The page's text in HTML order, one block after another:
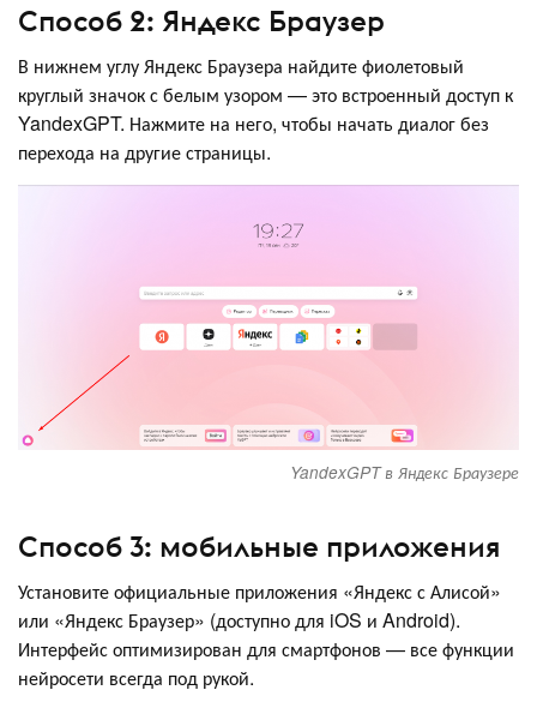
Способ 2: Яндекс Браузер
В нижнем углу Яндекс Браузера найдите фиолетовый
круглый значок с белым узором — это встроенный доступ к
YandexGPT. Нажмите на него, чтобы начать диалог без
перехода на другие страницы.
YandexGPT в Яндекс Браузере
Способ 3: мобильные приложения
Установите официальные приложения «Яндекс с Алисой»
или «Яндекс Браузер» (доступно для iOS и Android).
Интерфейс оптимизирован для смартфонов — все функции
нейросети всегда под рукой.